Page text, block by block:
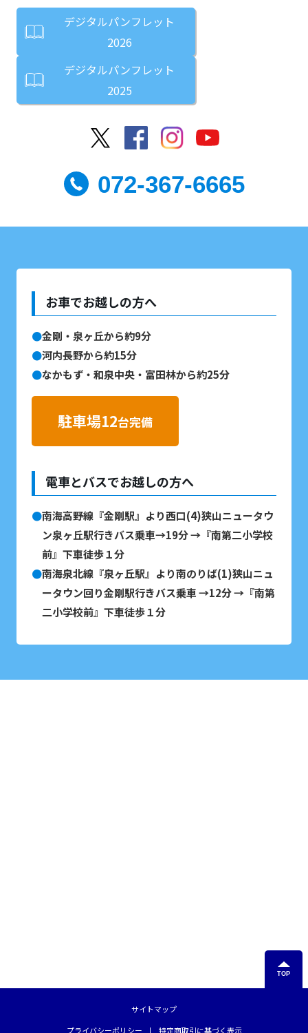
デジタルパンフレット
2026
デジタルパンフレット
2025
072-367-6665
お車でお越しの方へ
金剛・泉ヶ丘から約9分
河内長野から約15分
なかもず・和泉中央・富田林から約25分
駐車場12台完備
電車とバスでお越しの方へ
南海高野線『金剛駅』より西口(4)狭山ニュータウ
ン泉ヶ丘駅行きバス乗車→19分 →『南第二小学校
前』下車徒歩１分
南海泉北線『泉ヶ丘駅』より南のりば(1)狭山ニュ
ータウン回り金剛駅行きバス乗車 →12分 →『南第
二小学校前』下車徒歩１分
TOP
サイトマップ
プライバシーポリシー
特定商取引に基づく表示